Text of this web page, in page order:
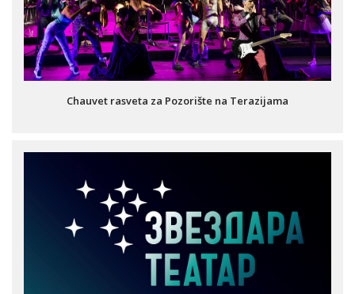
Chauvet rasveta za Pozorište na Terazijama